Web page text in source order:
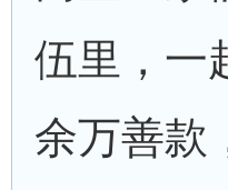
伍里，一
余万善款